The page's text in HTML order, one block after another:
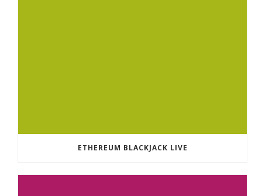
ETHEREUM BLACKJACK LIVE